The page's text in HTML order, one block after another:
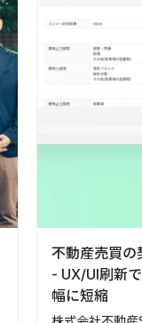
不動産売買の
- UX/UI刷新
幅に短縮